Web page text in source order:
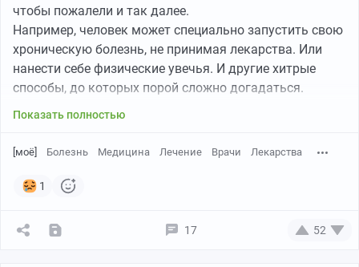
чтобы пожалели и так далее.
Например, человек может специально запустить свою
хроническую болезнь, не принимая лекарства. Или
нанести себе физические увечья. И другие хитрые
способы, до которых порой сложно догадаться.
Показать полностью
[моё] Болезнь Медицина Лечение Врачи Лекарства
1
17 52